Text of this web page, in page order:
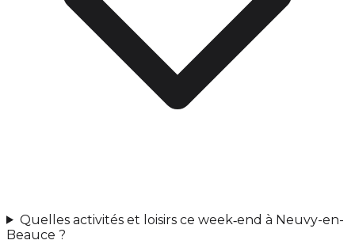
Quelles activités et loisirs ce week‑end à Neuvy-en-
Beauce ?